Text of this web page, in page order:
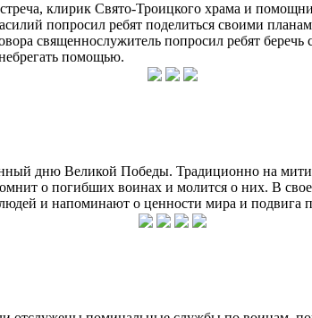
клирик Свято-Троицкого храма и
попросил ребят поделиться своими
священнослужитель попросил ребят
помощью.
дню Великой Победы. Традиционно на
о погибших воинах и молится о них. В
и напоминают о ценности мира и подвига